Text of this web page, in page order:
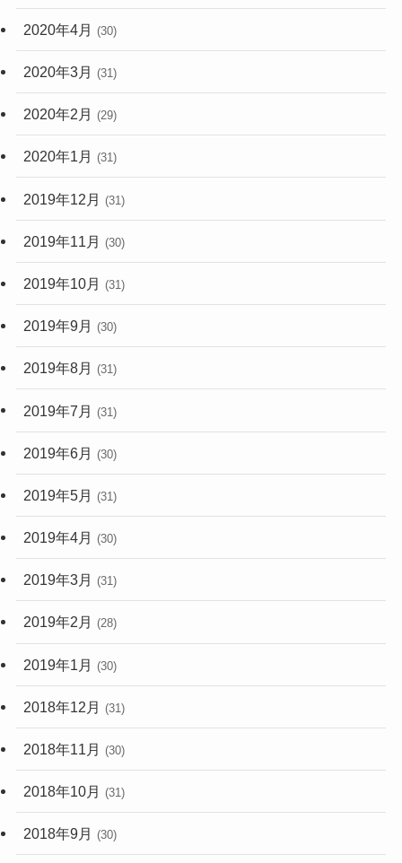
2020年4月 (30)
2020年3月 (31)
2020年2月 (29)
2020年1月 (31)
2019年12月 (31)
2019年11月 (30)
2019年10月 (31)
2019年9月 (30)
2019年8月 (31)
2019年7月 (31)
2019年6月 (30)
2019年5月 (31)
2019年4月 (30)
2019年3月 (31)
2019年2月 (28)
2019年1月 (30)
2018年12月 (31)
2018年11月 (30)
2018年10月 (31)
2018年9月 (30)